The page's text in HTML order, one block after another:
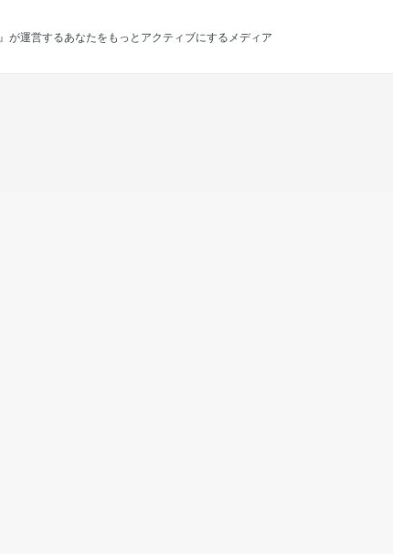
』が運営するあなたをもっとアクティブにするメディア